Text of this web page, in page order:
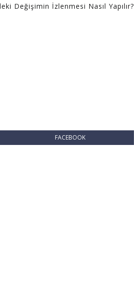
Değişimin İzlenmesi Nasıl Yapılır?
FACEBOOK